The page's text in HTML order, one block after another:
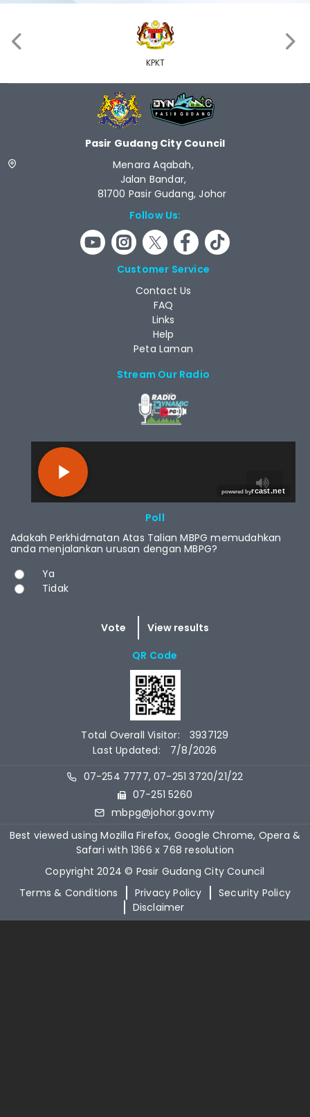
KPKT
Pasir Gudang City Council
Menara Aqabah,
Jalan Bandar,
81700 Pasir Gudang, Johor
Follow Us:
Customer Service
Contact Us
FAQ
Links
Help
Peta Laman
Stream Our Radio
Poll
Adakah Perkhidmatan Atas Talian MBPG memudahkan
anda menjalankan urusan dengan MBPG?
Choices
Ya
Tidak
QR Code
Total Overall Visitor:
3937129
Last Updated:
7/8/2026
07-254 7777, 07-251 3720/21/22
07-251 5260
mbpg@johor.gov.my
Best viewed using Mozilla Firefox, Google Chrome, Opera &
Safari with 1366 x 768 resolution
Copyright 2024 © Pasir Gudang City Council
Terms & Conditions
Privacy Policy
Security Policy
Disclaimer